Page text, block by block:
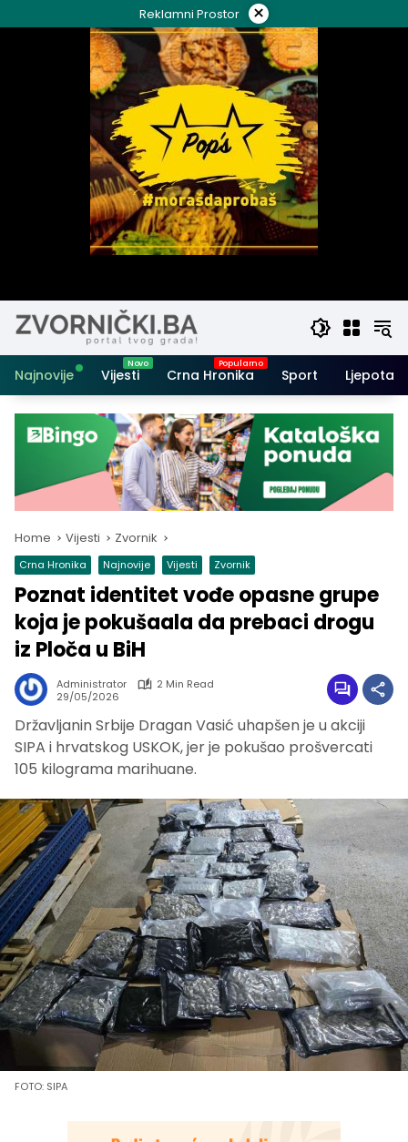
to
Reklamni Prostor ×
Najnovije Vijesti Crna Hronika Sport Ljepota i
Home Vijesti Zvornik
Crna Hronika Najnovije Vijesti Zvornik
Poznat identitet vođe opasne grupe
koja je pokušaala da prebaci drogu
iz Ploča u BiH
Administrator
2 Min Read
29/05/2026
Državljanin Srbije Dragan Vasić uhapšen je u akciji
SIPA i hrvatskog USKOK, jer je pokušao prošvercati
105 kilograma marihuane.
FOTO: SIPA